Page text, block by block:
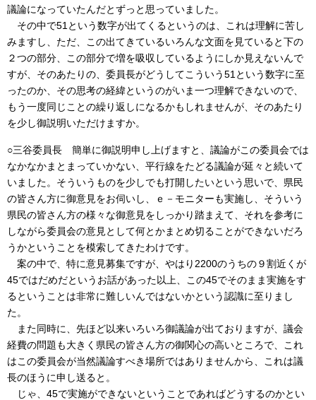
議論になっていたんだとずっと思っていました。
その中で51という数字が出てくるというのは、これは理解に苦し
みますし、ただ、この出てきているいろんな文面を見ていると下の
２つの部分、この部分で増を吸収しているようにしか見えないんで
すが、そのあたりの、委員長がどうしてこういう51という数字に至
ったのか、その思考の経緯というのがいま一つ理解できないので、
もう一度同じことの繰り返しになるかもしれませんが、そのあたり
を少し御説明いただけますか。
○三谷委員長 簡単に御説明申し上げますと、議論がこの委員会では
なかなかまとまっていかない、平行線をたどる議論が延々と続いて
いました。そういうものを少しでも打開したいという思いで、県民
の皆さん方に御意見をお伺いし、ｅ－モニターも実施し、そういう
県民の皆さん方の様々な御意見をしっかり踏まえて、それを参考に
しながら委員会の意見として何とかまとめ切ることができないだろ
うかということを模索してきたわけです。
案の中で、特に意見募集ですが、やはり2200のうちの９割近くが
45ではだめだというお話があった以上、この45でそのまま実施をす
るということは非常に難しいんではないかという認識に至りまし
た。
また同時に、先ほど以来いろいろ御議論が出ておりますが、議会
経費の問題も大きく県民の皆さん方の御関心の高いところで、これ
はこの委員会が当然議論すべき場所ではありませんから、これは議
長のほうに申し送ると。
じゃ、45で実施ができないということであればどうするのかとい